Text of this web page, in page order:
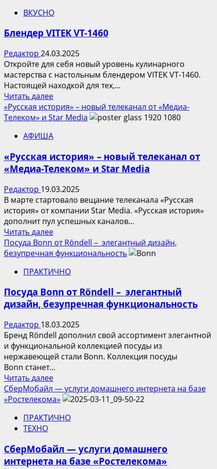
Капсула
«Весна
процессе»
ВКУСНО
Блендер VITEK VT-1460
Редактор 24.03.2025
Откройте для себя новый уровень кулинарного
мастерства с настольным блендером VITEK VT-1460.
Настоящей находкой для тех,...
Читать далееПрочитать
больше
о
VITEK
1460
«Русская история» – новый телеканал от «Медиа-
Телеком» и Star Media
АФИША
«Русская история» – новый телеканал от
«Медиа-Телеком» и Star Media
Редактор 19.03.2025
В мaрте стартовало вещание телеканала «Русская
история» от компании Star Media. «Русская история»
дополнит пул успешных каналов...
Читать далееПрочитать
больше
о
история»
новый
телеканал
«Медиа-
Телеком»
и
Star
Media
Посуда Bonn от Röndell – элегантный дизайн,
безупречная функциональность
ПРАКТИЧНО
Посуда Bonn от Röndell – элегантный
дизайн, безупречная функциональность
Редактор 18.03.2025
Бренд Röndell дополнил свой ассортимент элегантной
и функциональной коллекцией посуды из
нержавеющей стали Bonn. Коллекция посуды
Bonn станет...
Читать далееПрочитать
больше
о
Bonn
элегантный
СберМобайл — услуги домашнего интернета на базе
«Ростелекома»
ПРАКТИЧНО
ТЕХНО
СберМобайл — услуги домашнего
интернета на базе «Ростелекома»